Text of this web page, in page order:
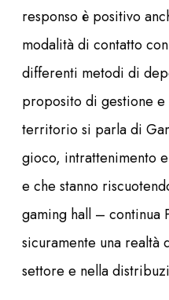
responso è positivo
modalità di contatto
differenti metodi di
proposito di gestione
territorio si parla di
gioco, intrattenimento
e che stanno
gaming hall – continua
sicuramente una realtà
settore e nella